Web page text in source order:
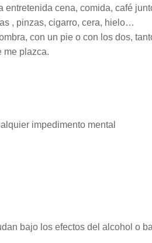
cena, comida, café
, pinzas, cigarro, cera, hielo…
con un pie o con los dos,
me plazca.
impedimento mental
bajo los efectos del alcohol o